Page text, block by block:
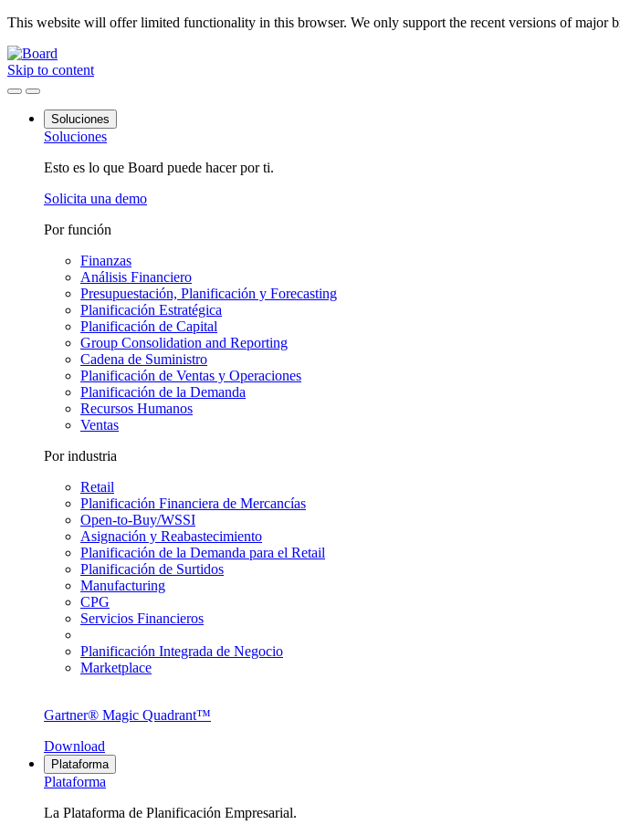
This website will offer limited functionality in this browser. We only support the recent versions of major
Skip to content
Soluciones
Soluciones
Esto es lo que Board puede hacer por ti.
Solicita una demo
Por función
Finanzas
Análisis Financiero
Presupuestación, Planificación y Forecasting
Planificación Estratégica
Planificación de Capital
Group Consolidation and Reporting
Cadena de Suministro
Planificación de Ventas y Operaciones
Planificación de la Demanda
Recursos Humanos
Ventas
Por industria
Retail
Planificación Financiera de Mercancías
Open-to-Buy/WSSI
Asignación y Reabastecimiento
Planificación de la Demanda para el Retail
Planificación de Surtidos
Manufacturing
CPG
Servicios Financieros
Planificación Integrada de Negocio
Marketplace
Gartner® Magic Quadrant™
Download
Plataforma
Plataforma
La Plataforma de Planificación Empresarial.